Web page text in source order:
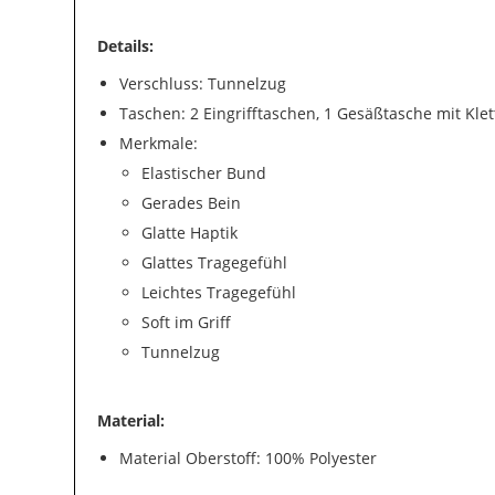
Details:
Verschluss: Tunnelzug
Taschen: 2 Eingrifftaschen, 1 Gesäßtasche mit
Merkmale:
Elastischer Bund
Gerades Bein
Glatte Haptik
Glattes Tragegefühl
Leichtes Tragegefühl
Soft im Griff
Tunnelzug
Material:
Material Oberstoff: 100% Polyester